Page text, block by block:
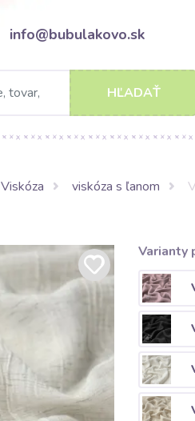
info@bubulakovo.sk
HĽADAŤ
Viskóza viskóza s ľanom
Varianty